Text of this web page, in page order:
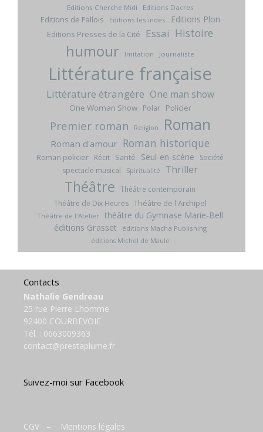
Editions Cherche Midi
Editions Dacres
Editions de Fallois Editions les indés Editions Plon
Editions Presses de la Cité Essai Histoire
humour Imitation Journaliste
Littérature française
Littérature étrangère One man show
One Woman Show Polar Policier
Premier roman Religion Roman
Roman d'amour Roman historique
Roman policier Récit Santé Seul-en-scène
Société
spectacle musical
Spiritualité Thriller
Théâtre Théâtre contemporain
Théâtre de Dix Heures Théâtre de l'Archipel
Théâtre de l'Atelier théâtre du Gymnase Marie-Bell
éditions Grasset
éditions Macha Publishing
éditions Michel de Maule
Contacts
Nathalie Gendreau
25 rue Pierre Lhomme
92400 COURBEVOIE
Tél. : 0663009363
contact@prestaplume.fr
Suivez-moi sur Facebook
CGV – Mentions légales